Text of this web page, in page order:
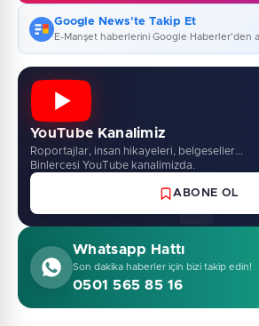
Google News'te Takip Et
E-Manşet haberlerini Google Haberler'den
YouTube Kanalimiz
Roportajlar, insan hikayeleri, belgeseller...
Binlercesi YouTube kanalimizda.
ABONE OL
Whatsapp Hattı
Son dakika haberler için bizi takip edin!
0501 565 85 16